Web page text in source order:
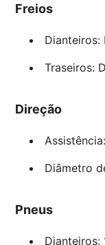
Freios
Dianteiros:
Traseiros:
Direção
Diâmetro
Pneus
Dianteiros: